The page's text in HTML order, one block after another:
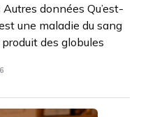
données Qu’est-
une maladie du sang
des globules